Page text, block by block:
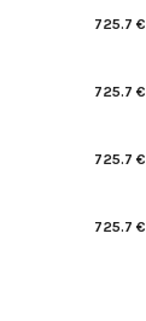
725.7 €
725.7 €
725.7 €
725.7 €